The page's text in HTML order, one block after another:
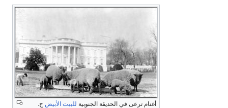
أغنام ترعى في الحديقة الجنوبية للبيت الأبيض ح.